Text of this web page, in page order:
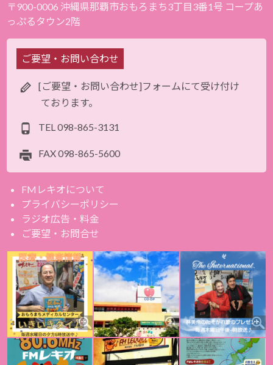
〒900-0006 沖縄県那覇市おもろまち3丁目3番1号 コープあ
っぷるタウン2階
ご要望・お問い合わせ
[ご要望・お問い合わせ]フォームにて受け付け
ております。
TEL098-865-3131
FAX098-865-5600
FMレキオについて
プライバシーポリシー
ラジオ広告・料金
ご要望・お問合せ